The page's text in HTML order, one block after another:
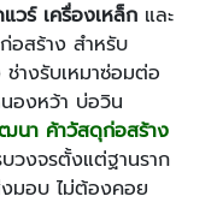
ร์ เครื่องเหล็ก และ
อสร้าง สำหรับ
ช่างรับเหมาซ่อมต่อ
องหว้า บ่อวิน
นา ค้าวัสดุก่อสร้าง
วงจรตั้งแต่ฐานราก
มอบ ไม่ต้องคอย